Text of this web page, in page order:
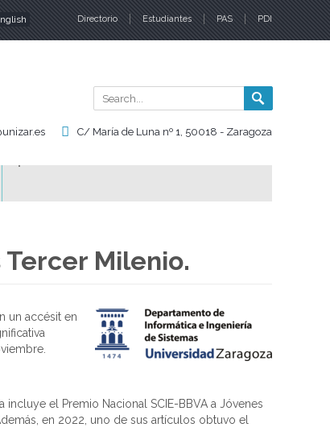
Directorio Estudiantes PAS PDI
Search
C/ María de Luna nº 1, 50018 - Zaragoza
Milenio.
un accésit en
el Premio Nacional SCIE-BBVA a Jóvenes
en 2022, uno de sus artículos obtuvo el